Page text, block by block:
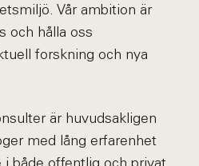
Vår ambition är
och hålla oss
forskning och nya
är huvudsakligen
med lång erfarenhet